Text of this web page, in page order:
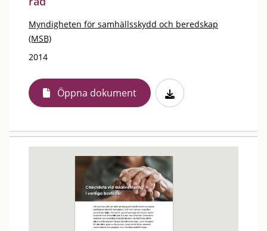
Myndigheten för samhällsskydd och beredskap
(MSB)
2014
Öppna dokument